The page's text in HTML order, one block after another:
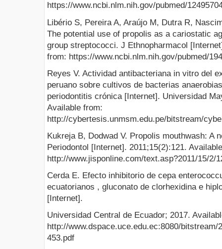
https://www.ncbi.nlm.nih.gov/pubmed/
Libério S, Pereira A, Araújo M, Dutra R,
The potential use of propolis as a cariostatic
group streptococci. J Ethnopharmacol
from: https://www.ncbi.nlm.nih.gov/pubmed/
Reyes V. Actividad antibacteriana in vitro del
peruano sobre cultivos de bacterias
periodontitis crónica [Internet]. Universidad
Available from:
http://cybertesis.unmsm.edu.pe/bitstream/
Kukreja B, Dodwad V. Propolis mouthwash: A
Periodontol [Internet]. 2011;15(2):121.
http://www.jisponline.com/text.asp?2011/15/2/
Cerda E. Efecto inhibitorio de cepa
ecuatorianos , gluconato de clorhexidina e
[Internet].
Universidad Central de Ecuador; 2017.
http://www.dspace.uce.edu.ec:8080/bitstream/
453.pdf